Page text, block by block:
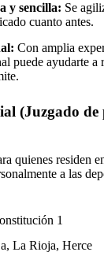
y sencilla: Se
cuanto antes.
Con amplia
puede ayudarte a
(Juzgado de
quienes residen
a las
1
La Rioja, Herce